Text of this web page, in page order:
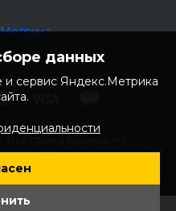
край, Надеждинский район,
ул. Торопова 12
данных
сервис Яндекс.Метрика